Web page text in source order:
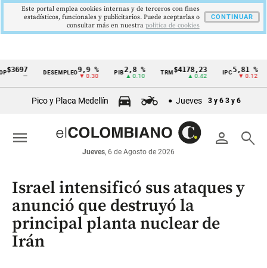
Cintillo
económicos
Colombia
—
DESEMPLEO9,9 %
▼ 0.30
PIB 2,8 %
▲ 0.10
TRM $4178,23
▲ 0.42
IPC 5,81 %
▼ 0.12
DTF
Pico y Placa Medellín Jueves 3 y 6 3 y 6
person search
Jueves, 6 de Agosto de 2026
menu
Israel intensificó sus ataques y
anunció que destruyó la
principal planta nuclear de
Irán
Este portal emplea cookies internas y de terceros con fines
estadísticos, funcionales y publicitarios. Puede aceptarlas o
consultar más en nuestra politica de cookies
CONTINUAR